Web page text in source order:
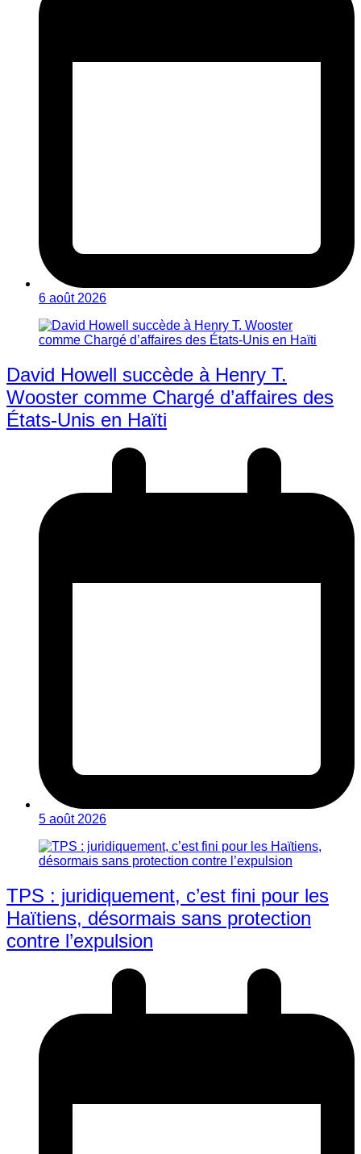
6 août 2026
David Howell succède à Henry T.
Wooster comme Chargé d’affaires des
États-Unis en Haïti
5 août 2026
TPS : juridiquement, c’est fini pour les
Haïtiens, désormais sans protection
contre l’expulsion